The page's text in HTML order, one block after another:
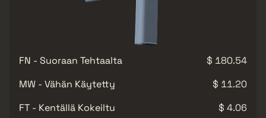
FN - Suoraan Tehtaalta
$ 180.54
MW - Vähän Käytetty
$ 11.20
FT - Kentällä Kokeiltu
$ 4.06